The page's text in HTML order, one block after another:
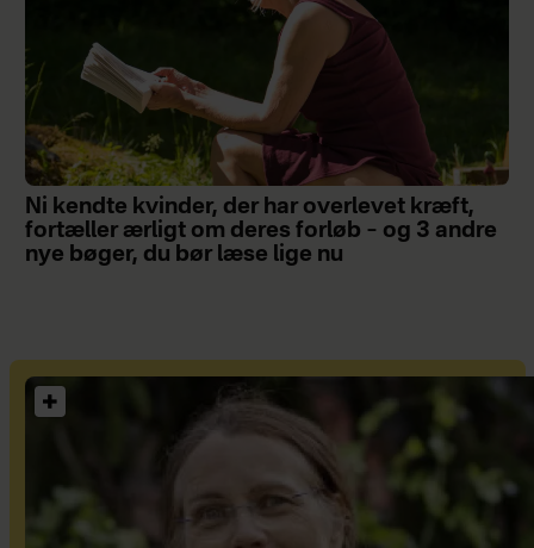
Ni kendte kvinder, der har overlevet kræft,
fortæller ærligt om deres forløb – og 3 andre
nye bøger, du bør læse lige nu